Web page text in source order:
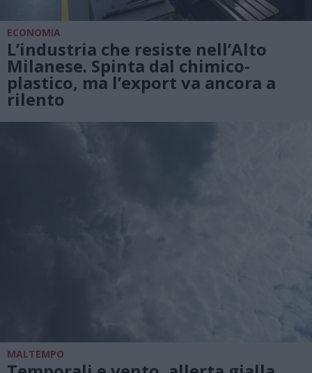
ECONOMIA
L’industria che resiste nell’Alto
Milanese. Spinta dal chimico-
plastico, ma l’export va ancora a
rilento
MALTEMPO